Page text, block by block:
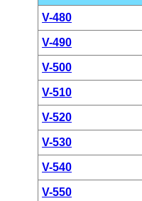
V-480
V-490
V-500
V-510
V-520
V-530
V-540
V-550